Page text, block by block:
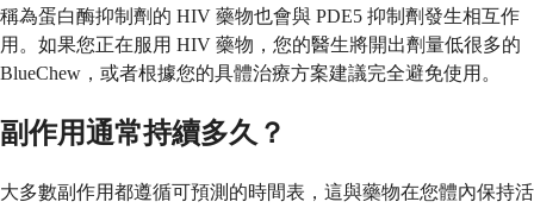
稱為蛋白酶抑制劑的 HIV 藥物也會與 PDE5 抑制劑發生相互作
用。如果您正在服用 HIV 藥物，您的醫生將開出劑量低很多的
BlueChew，或者根據您的具體治療方案建議完全避免使用。
副作用通常持續多久？
大多數副作用都遵循可預測的時間表，這與藥物在您體內保持活